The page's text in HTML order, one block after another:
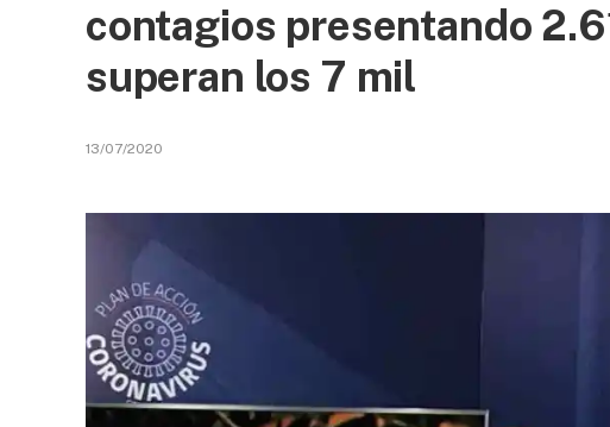
contagios presentando
superan los 7 mil
13/07/2020